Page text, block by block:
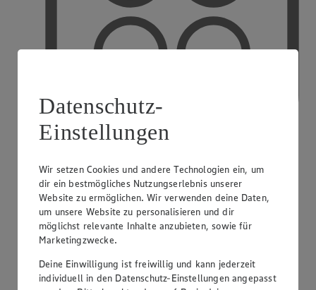
PAYBACK
Datenschutz-
Einstellungen
Wir setzen Cookies und andere Technologien ein, um
dir ein bestmögliches Nutzungserlebnis unserer
Website zu ermöglichen. Wir verwenden deine Daten,
um unsere Website zu personalisieren und dir
möglichst relevante Inhalte anzubieten, sowie für
Marketingzwecke.
Deine Einwilligung ist freiwillig und kann jederzeit
individuell in den Datenschutz-Einstellungen angepasst